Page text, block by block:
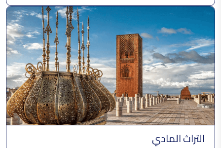
التراث المادي